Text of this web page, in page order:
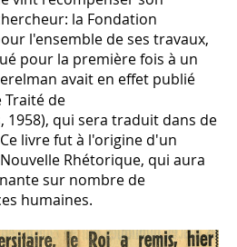
la Fondation
l'ensemble de ses travaux,
pour la première fois à un
avait en effet publié
de
1958), qui sera traduit dans de
livre fut à l'origine d'un
Rhétorique, qui aura
sur nombre de
humaines.